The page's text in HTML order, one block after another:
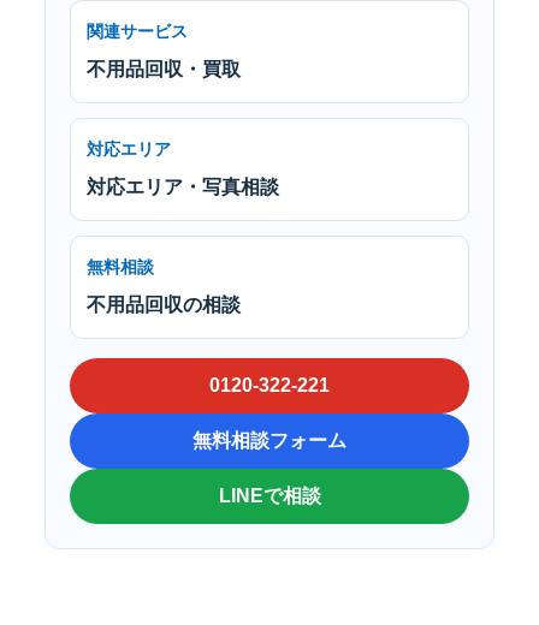
関連サービス
不用品回収・買取
対応エリア
対応エリア・写真相談
無料相談
不用品回収の相談
0120-322-221
無料相談フォーム
LINEで相談